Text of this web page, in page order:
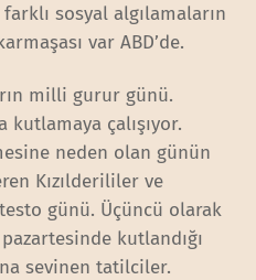
sosyal algılamaların
var ABD’de.
milli gurur günü.
kutlamaya çalışıyor.
neden olan günün
Kızılderililer ve
günü. Üçüncü olarak
kutlandığı
sevinen tatilciler.